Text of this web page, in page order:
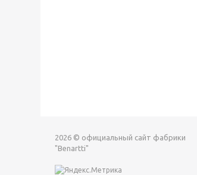
2026 © официальный сайт фабрики
"Benartti"